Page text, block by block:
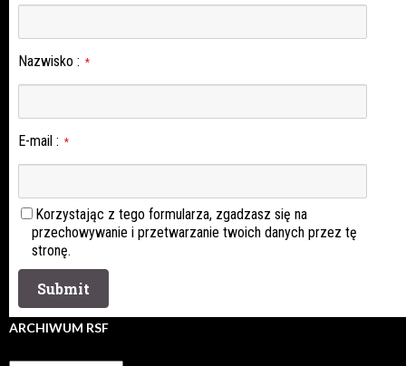
Nazwisko : *
E-mail : *
Korzystając z tego formularza, zgadzasz się na
przechowywanie i przetwarzanie twoich danych przez tę
stronę.
ARCHIWUM RSF